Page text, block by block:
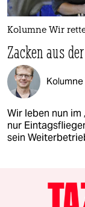
Kolumne Wir
Zacken aus
Kolumne
Wir leben nun im
nur
sein